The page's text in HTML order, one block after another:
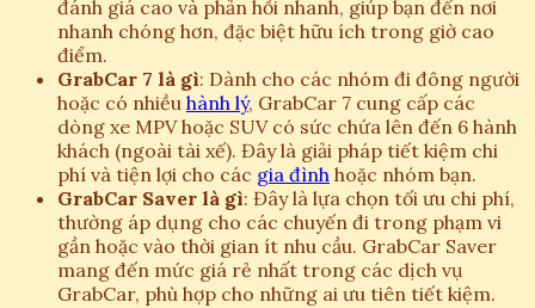
đánh giá cao và phản hồi nhanh, giúp bạn đến nơi
nhanh chóng hơn, đặc biệt hữu ích trong giờ cao
điểm.
GrabCar 7 là gì: Dành cho các nhóm đi đông người
hoặc có nhiều hành lý, GrabCar 7 cung cấp các
dòng xe MPV hoặc SUV có sức chứa lên đến 6 hành
khách (ngoài tài xế). Đây là giải pháp tiết kiệm chi
phí và tiện lợi cho các gia đình hoặc nhóm bạn.
GrabCar Saver là gì: Đây là lựa chọn tối ưu chi phí,
thường áp dụng cho các chuyến đi trong phạm vi
gần hoặc vào thời gian ít nhu cầu. GrabCar Saver
mang đến mức giá rẻ nhất trong các dịch vụ
GrabCar, phù hợp cho những ai ưu tiên tiết kiệm.